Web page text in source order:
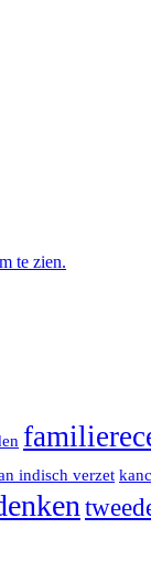
te zien.
indisch verzet